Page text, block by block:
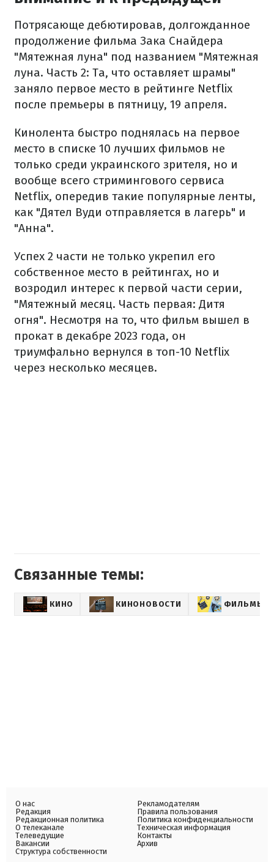
Потрясающе дебютировав, долгожданное
продолжение фильма Зака Снайдера
"Мятежная луна" под названием "Мятежная
луна. Часть 2: Та, что оставляет шрамы"
заняло первое место в рейтинге Netflix
после премьеры в пятницу, 19 апреля.
Кинолента быстро поднялась на первое
место в списке 10 лучших фильмов не
только среди украинского зрителя, но и
вообще всего стримингового сервиса
Netflix, опередив такие популярные ленты,
как "Дятел Вуди отправляется в лагерь" и
"Анна".
Успех 2 части не только укрепил его
собственное место в рейтингах, но и
возродил интерес к первой части серии,
"Мятежный месяц. Часть первая: Дитя
огня". Несмотря на то, что фильм вышел в
прокат в декабре 2023 года, он
триумфально вернулся в топ-10 Netflix
через несколько месяцев.
Связанные темы:
КИНО КИНОНОВОСТИ ФИЛЬМЫ
О нас
Редакция
Редакционная политика
О телеканале
Телеведущие
Вакансии
Структура собственности
Рекламодателям
Правила пользования
Политика конфиденциальности
Техническая информация
Контакты
Архив